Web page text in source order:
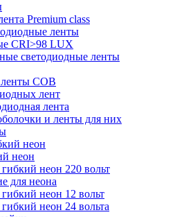
Premium class
ленты
CRI>98 LUX
светодиодные ленты
COB
лент
лента
и ленты для них
неон
неон 220 вольт
для неона
неон 12 вольт
неон 24 вольта